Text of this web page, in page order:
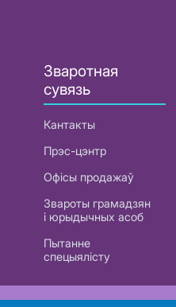
Зваротная
сувязь
Кантакты
Прэс-цэнтр
Офісы продажаў
Звароты грамадзян
і юрыдычных асоб
Пытанне
спецыялісту